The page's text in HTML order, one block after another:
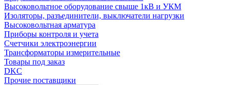
Высоковольтное оборудование свыше 1кВ и УКМ
Изоляторы, разъединители, выключатели нагрузки
Высоковольтная арматура
Приборы контроля и учета
Счетчики электроэнергии
Трансформаторы измерительные
Товары под заказ
DKC
Прочие поставщики